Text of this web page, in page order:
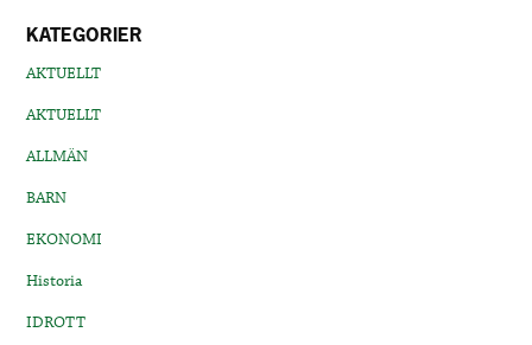
KATEGORIER
AKTUELLT
AKTUELLT
ALLMÄN
BARN
EKONOMI
Historia
IDROTT